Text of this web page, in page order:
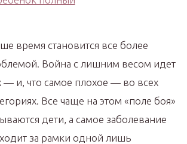
время становится все более
Война с лишним весом идет
— и, что самое плохое — во всех
Все чаще на этом «поле боя»
дети, а самое заболевание
за рамки одной лишь